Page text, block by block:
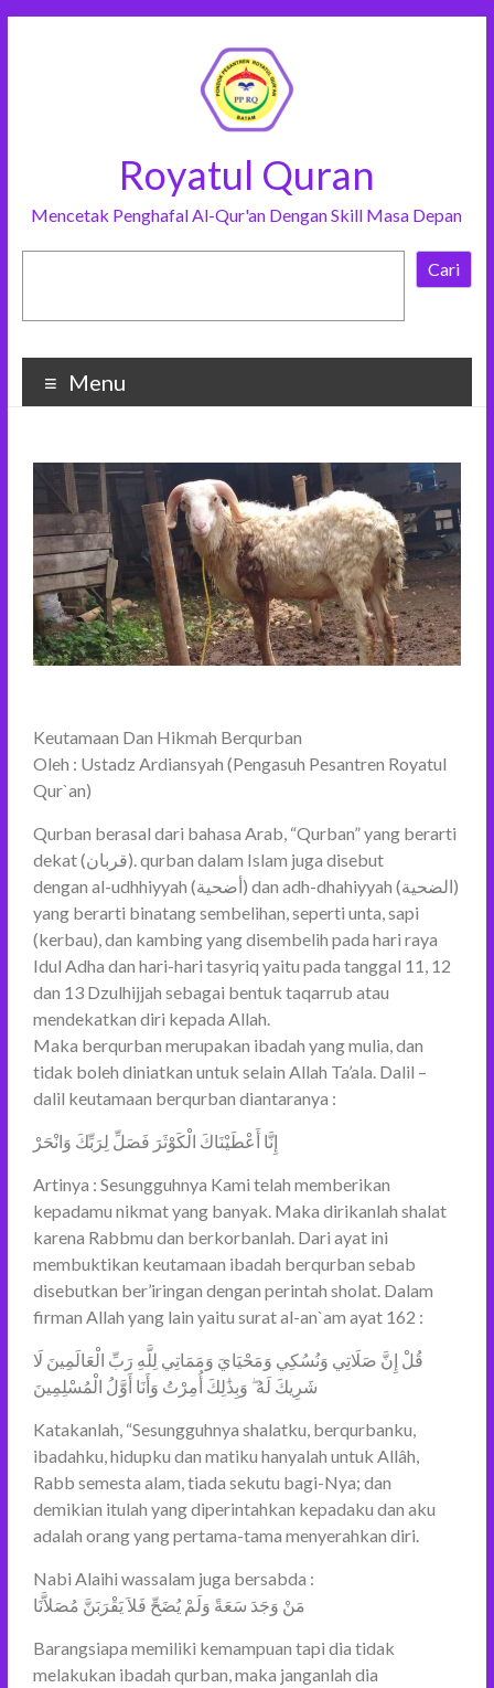
Royatul Quran
Mencetak Penghafal Al-Qur'an Dengan Skill Masa Depan
Cari
Menu
Keutamaan Dan Hikmah Berqurban
Oleh : Ustadz Ardiansyah (Pengasuh Pesantren Royatul
Qur`an)
Qurban berasal dari bahasa Arab, “Qurban” yang berarti
dekat (قربان). qurban dalam Islam juga disebut
dengan al-udhhiyyah (أضحية) dan adh-dhahiyyah (الضحية)
yang berarti binatang sembelihan, seperti unta, sapi
(kerbau), dan kambing yang disembelih pada hari raya
Idul Adha dan hari-hari tasyriq yaitu pada tanggal 11, 12
dan 13 Dzulhijjah sebagai bentuk taqarrub atau
mendekatkan diri kepada Allah.
Maka berqurban merupakan ibadah yang mulia, dan
tidak boleh diniatkan untuk selain Allah Ta’ala. Dalil –
dalil keutamaan berqurban diantaranya :
إِنَّا أَعْطَيْنَاكَ الْكَوْثَرَ فَصَلِّ لِرَبِّكَ وَانْحَرْ
Artinya : Sesungguhnya Kami telah memberikan
kepadamu nikmat yang banyak. Maka dirikanlah shalat
karena Rabbmu dan berkorbanlah. Dari ayat ini
membuktikan keutamaan ibadah berqurban sebab
disebutkan ber’iringan dengan perintah sholat. Dalam
firman Allah yang lain yaitu surat al-an`am ayat 162 :
قُلْ إِنَّ صَلَاتِي وَنُسُكِي وَمَحْيَايَ وَمَمَاتِي لِلَّهِ رَبِّ الْعَالَمِينَ لَا
شَرِيكَ لَهُ ۖ وَبِذَٰلِكَ أُمِرْتُ وَأَنَا أَوَّلُ الْمُسْلِمِينَ
Katakanlah, “Sesungguhnya shalatku, berqurbanku,
ibadahku, hidupku dan matiku hanyalah untuk Allâh,
Rabb semesta alam, tiada sekutu bagi-Nya; dan
demikian itulah yang diperintahkan kepadaku dan aku
adalah orang yang pertama-tama menyerahkan diri.
Nabi Alaihi wassalam juga bersabda :
مَنْ وَجَدَ سَعَةً وَلَمْ يُضَحِّ فَلاَ يَقْرَبَنَّ مُصَلاَّنَا
Barangsiapa memiliki kemampuan tapi dia tidak
melakukan ibadah qurban, maka janganlah dia